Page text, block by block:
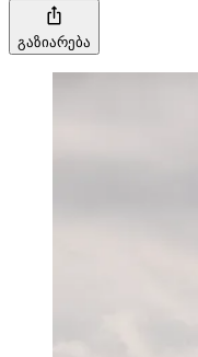
გაზიარება